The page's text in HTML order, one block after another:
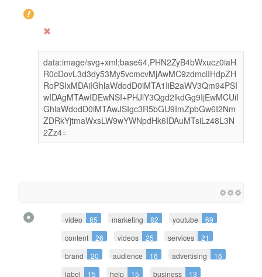
data:image/svg+xml;base64,PHN2ZyB4bWxucz0iaH
R0cDovL3d3dy53My5vcmcvMjAwMC9zdmciIHdpZH
RoPSIxMDAiIGhlaWdodD0iMTA1IiB2aWV3Qm94PSI
wIDAgMTAwIDEwNSI+PHJlY3Qgd2lkdGg9IjEwMCUiI
GhlaWdodD0iMTAwJSIgc3R5bGU9ImZpbGw6I2Nm
ZDRkYjtmaWxsLW9wYWNpdHk6IDAuMTsiLz48L3N
2Zz4=
video 85 marketing 82 youtube
69
content
26 videos 25 services
21
brand
20 audience 16 advertising
16
label
15 help 15 business
13